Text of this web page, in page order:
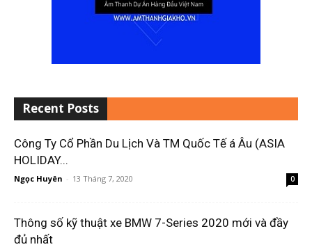
Recent Posts
Công Ty Cổ Phần Du Lịch Và TM Quốc Tế á Âu (ASIA
HOLIDAY...
Ngọc Huyên - 13 Tháng 7, 2020 0
Thông số kỹ thuật xe BMW 7-Series 2020 mới và đầy
đủ nhất